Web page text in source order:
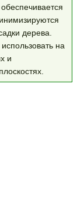
дерева.
на
и